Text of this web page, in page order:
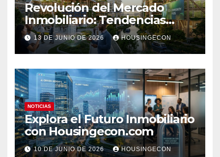
Revolución del Mercado
Inmobiliario: Tendencias
Clave 2023
13 DE JUNIO DE 2026 HOUSINGECON
NOTICIAS
Explora el Futuro Inmobiliario
con Housingecon.com
10 DE JUNIO DE 2026 HOUSINGECON